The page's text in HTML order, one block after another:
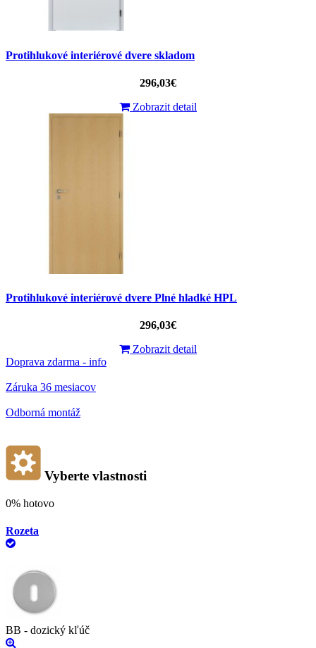
Protihlukové interiérové dvere skladom
296,03€
Zobrazit detail
Protihlukové interiérové ​​dvere Plné hladké HPL
296,03€
Zobrazit detail
Doprava zdarma - info
Záruka 36 mesiacov
Odborná montáž
Vyberte vlastnosti
0% hotovo
Rozeta
BB - dozický kľúč